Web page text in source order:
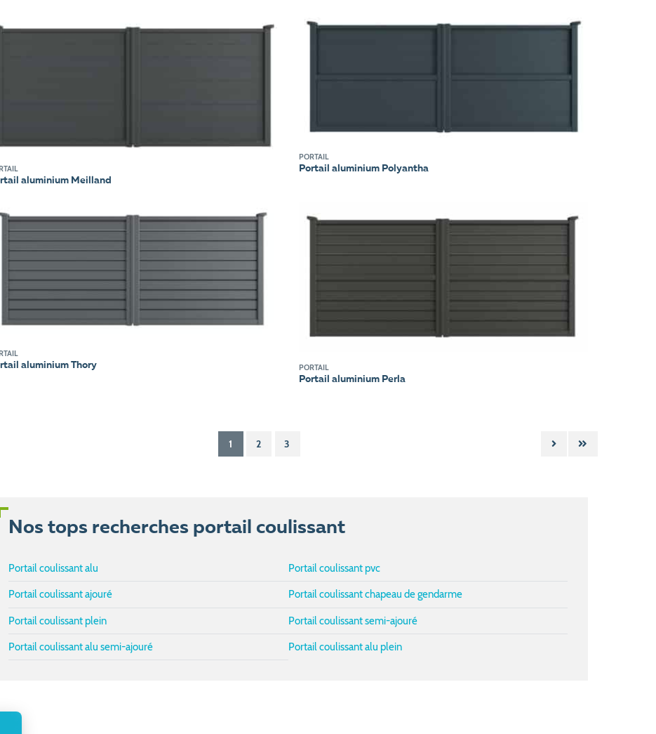
aluminium Meilland
PORTAIL
Portail aluminium Polyantha
aluminium Thory PORTAIL
Portail aluminium Perla
1 2 3
Nos tops recherches portail coulissant
Portail coulissant alu Portail coulissant pvc
Portail coulissant ajouré Portail coulissant chapeau de gendarme
Portail coulissant plein Portail coulissant semi-ajouré
Portail coulissant alu semi-ajouré Portail coulissant alu plein